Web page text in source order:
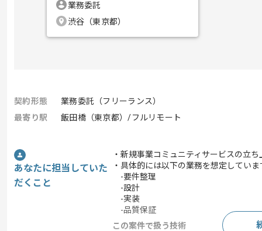
業務委託
渋谷（東京都）
契約形態
業務委託（フリーランス）
最寄り駅
飯田橋（東京都）/フルリモート
あなたに担当していた
だくこと
・新規事業コミュニティサービスの立
・具体的には以下の業務を想定していま
-要件整理
-設計
-実装
-品質保証
この案件で扱う技術